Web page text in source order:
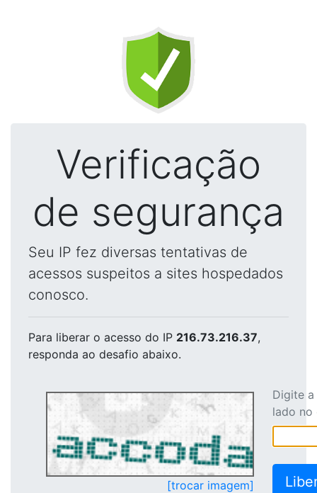
Verificação
de segurança
Seu IP fez diversas tentativas de
acessos suspeitos a sites hospedados
conosco.
Para liberar o acesso do IP 216.73.216.37,
responda ao desafio abaixo.
[trocar imagem]
Digite
lado no